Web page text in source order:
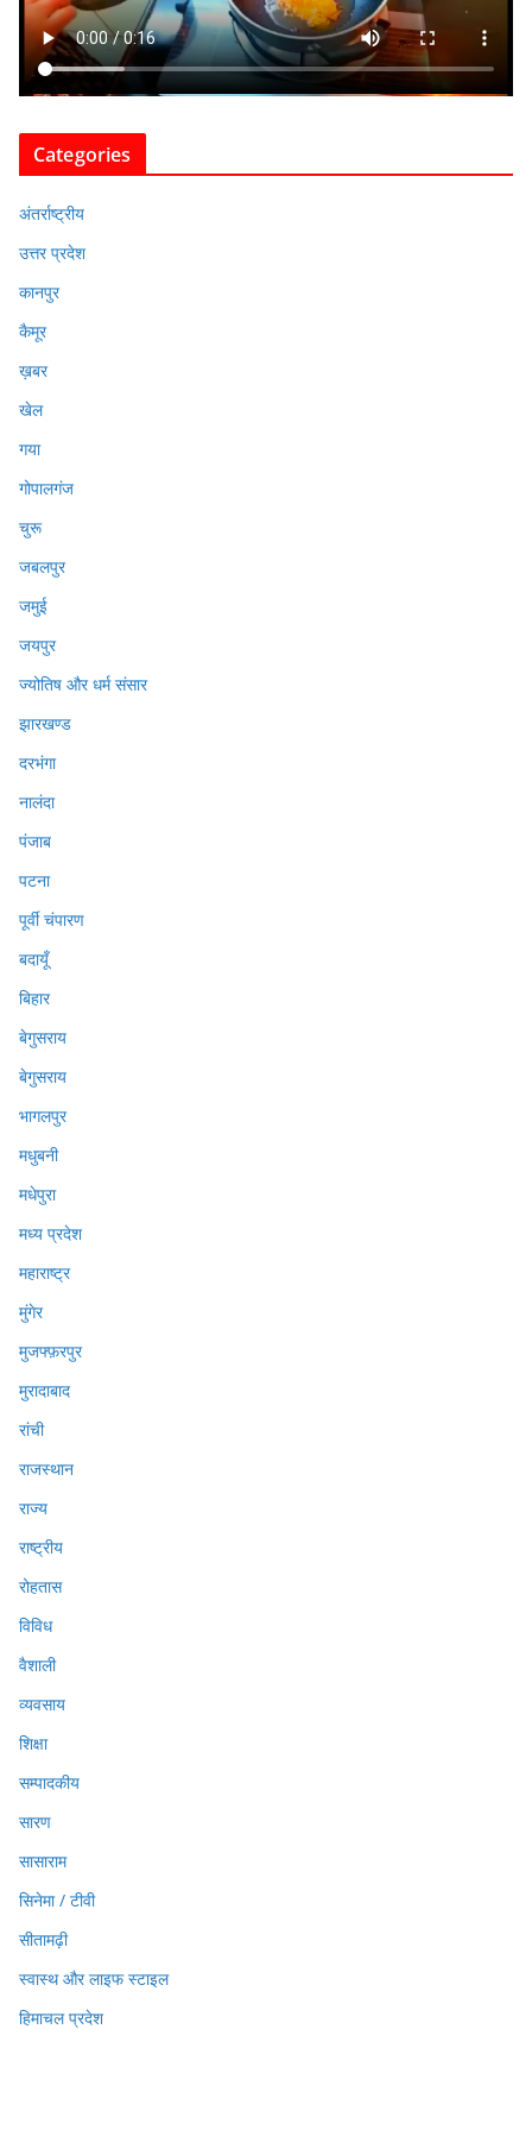
Categories
अंतर्राष्ट्रीय
उत्तर प्रदेश
कानपुर
कैमूर
ख़बर
खेल
गया
गोपालगंज
चुरू
जबलपुर
जमुई
जयपुर
ज्योतिष और धर्म संसार
झारखण्ड
दरभंगा
नालंदा
पंजाब
पटना
पूर्वी चंपारण
बदायूँ
बिहार
बेगुसराय
बेगुसराय
भागलपुर
मधुबनी
मधेपुरा
मध्य प्रदेश
महाराष्ट्र
मुंगेर
मुजफ्फ़रपुर
मुरादाबाद
रांची
राजस्थान
राज्य
राष्ट्रीय
रोहतास
विविध
वैशाली
व्यवसाय
शिक्षा
सम्पादकीय
सारण
सासाराम
सिनेमा / टीवी
सीतामढ़ी
स्वास्थ और लाइफ स्टाइल
हिमाचल प्रदेश